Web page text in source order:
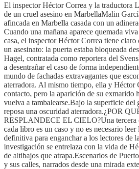
El inspector Héctor Correa y la traductora
de un cruel asesino en MarbellaMalin
afincada en Marbella casada con un
Cuando una mañana aparece quemada
casa, el inspector Héctor Correa tiene claro
un asesinato: la puerta estaba bloqueada
Hagel, contratada como reportera del
a desentrañar el caso de forma
mundo de fachadas extravagantes que
aterradora. Al mismo tiempo, ella y Héctor
contacto, pero la aparición de su exmarido
vuelva a tambalearse.Bajo la superficie del
reposa una oscuridad aterradora.¿POR
RESPLANDECE EL CIELO?Una tercera
cada libro es un caso y no es necesario
definitiva para enganchar a los lectores de
investigación se entrelaza con la vida de
de altibajos que atrapa.Escenarios de
y sus calles, narrados desde una mirada